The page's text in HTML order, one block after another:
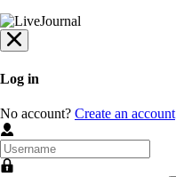
Log in
No account? Create an account